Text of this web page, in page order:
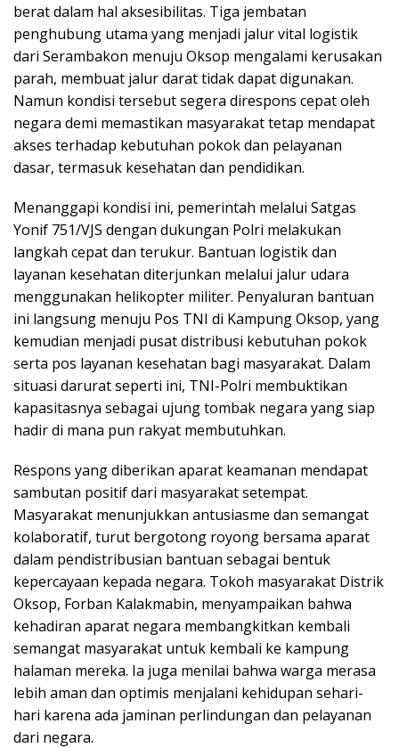
berat dalam hal aksesibilitas. Tiga jembatan
penghubung utama yang menjadi jalur vital logistik
dari Serambakon menuju Oksop mengalami kerusakan
parah, membuat jalur darat tidak dapat digunakan.
Namun kondisi tersebut segera direspons cepat oleh
negara demi memastikan masyarakat tetap mendapat
akses terhadap kebutuhan pokok dan pelayanan
dasar, termasuk kesehatan dan pendidikan.
Menanggapi kondisi ini, pemerintah melalui Satgas
Yonif 751/VJS dengan dukungan Polri melakukan
langkah cepat dan terukur. Bantuan logistik dan
layanan kesehatan diterjunkan melalui jalur udara
menggunakan helikopter militer. Penyaluran bantuan
ini langsung menuju Pos TNI di Kampung Oksop, yang
kemudian menjadi pusat distribusi kebutuhan pokok
serta pos layanan kesehatan bagi masyarakat. Dalam
situasi darurat seperti ini, TNI-Polri membuktikan
kapasitasnya sebagai ujung tombak negara yang siap
hadir di mana pun rakyat membutuhkan.
Respons yang diberikan aparat keamanan mendapat
sambutan positif dari masyarakat setempat.
Masyarakat menunjukkan antusiasme dan semangat
kolaboratif, turut bergotong royong bersama aparat
dalam pendistribusian bantuan sebagai bentuk
kepercayaan kepada negara. Tokoh masyarakat Distrik
Oksop, Forban Kalakmabin, menyampaikan bahwa
kehadiran aparat negara membangkitkan kembali
semangat masyarakat untuk kembali ke kampung
halaman mereka. Ia juga menilai bahwa warga merasa
lebih aman dan optimis menjalani kehidupan sehari-
hari karena ada jaminan perlindungan dan pelayanan
dari negara.